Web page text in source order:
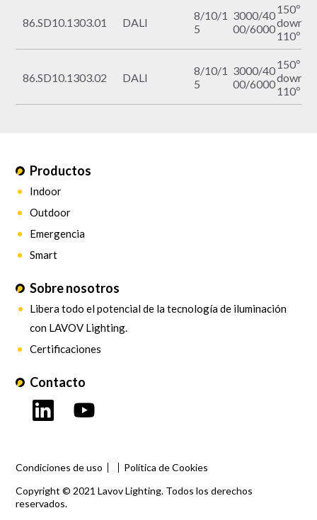
86.SD10.1303.01 DALI
8/10/1
5
3000/40
00/6000
150º
down,
110º up
86.SD10.1303.02 DALI
8/10/1
5
3000/40
00/6000
150º
down,
110º up
Productos
Indoor
Outdoor
Emergencia
Smart
Sobre nosotros
Libera todo el potencial de la tecnología de iluminación
con LAVOV Lighting.
Certificaciones
Contacto
Condiciones de uso
Política de Cookies
Copyright © 2021 Lavov Lighting. Todos los derechos
reservados.